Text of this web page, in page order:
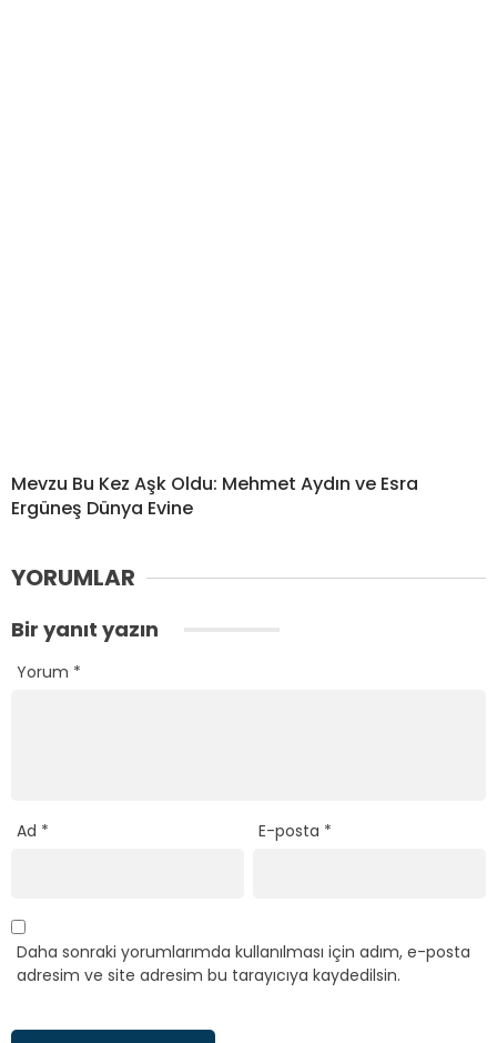
Mevzu Bu Kez Aşk Oldu: Mehmet Aydın ve Esra
Ergüneş Dünya Evine
YORUMLAR
Bir yanıt yazın
Yorum *
Ad * E-posta *
Daha sonraki yorumlarımda kullanılması için adım, e-posta
adresim ve site adresim bu tarayıcıya kaydedilsin.